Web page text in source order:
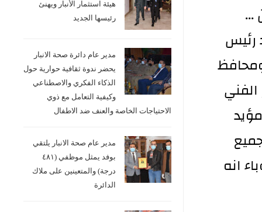
...
رئيس
الفني
انه
هيئة استثمار الأنبار ويهنئ
رئيسها الجديد
مدير عام دائرة صحة الانبار
يحضر ندوة ثقافية حوارية حول
الذكاء الفكري والاصطناعي
وكيفية التعامل مع ذوي
الاحتياجات الخاصة والعنف ضد الاطفال
مدير عام صحة الانبار يلتقي
بوفد يمثل موظفي (٤٨١
درجة) والمتعينين على ملاك
الدائرة